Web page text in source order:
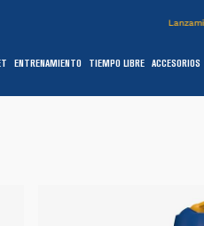
ENTRENAMIENTO TIEMPO LIBRE ACCESORIOS